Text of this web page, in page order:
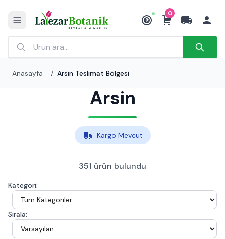
₺
0
Anasayfa / Arsin Teslimat Bölgesi
Arsin
Kargo Mevcut
351 ürün bulundu
Kategori:
Sırala: